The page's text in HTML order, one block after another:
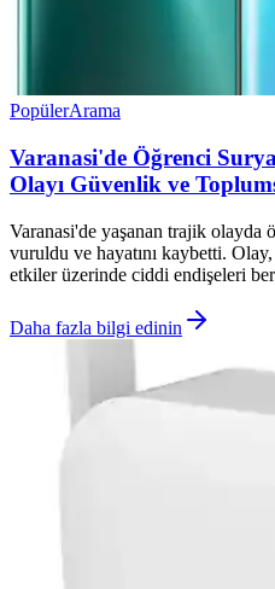
PopülerArama
Varanasi'de Öğrenci
Olayı Güvenlik ve
Varanasi'de yaşanan trajik olayda
vuruldu ve hayatını kaybetti.
etkiler üzerinde ciddi endişeleri
Daha fazla bilgi edinin